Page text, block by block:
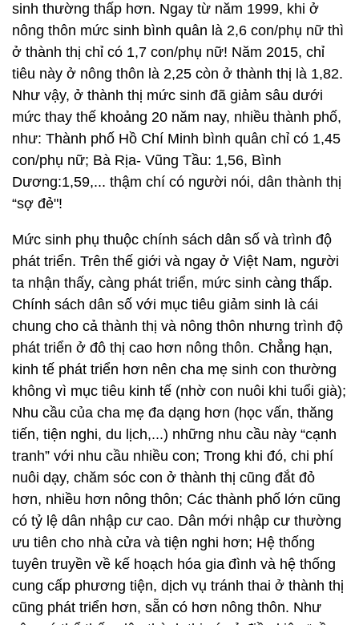
sinh thường thấp hơn. Ngay từ năm 1999, khi ở
nông thôn mức sinh bình quân là 2,6 con/phụ nữ thì
ở thành thị chỉ có 1,7 con/phụ nữ! Năm 2015, chỉ
tiêu này ở nông thôn là 2,25 còn ở thành thị là 1,82.
Như vậy, ở thành thị mức sinh đã giảm sâu dưới
mức thay thế khoảng 20 năm nay, nhiều thành phố,
như: Thành phố Hồ Chí Minh bình quân chỉ có 1,45
con/phụ nữ; Bà Rịa- Vũng Tầu: 1,56, Bình
Dương:1,59,... thậm chí có người nói, dân thành thị
“sợ đẻ"!
Mức sinh phụ thuộc chính sách dân số và trình độ
phát triển. Trên thế giới và ngay ở Việt Nam, người
ta nhận thấy, càng phát triển, mức sinh càng thấp.
Chính sách dân số với mục tiêu giảm sinh là cái
chung cho cả thành thị và nông thôn nhưng trình độ
phát triển ở đô thị cao hơn nông thôn. Chẳng hạn,
kinh tế phát triển hơn nên cha mẹ sinh con thường
không vì mục tiêu kinh tế (nhờ con nuôi khi tuổi già);
Nhu cầu của cha mẹ đa dạng hơn (học vấn, thăng
tiến, tiện nghi, du lịch,...) những nhu cầu này “cạnh
tranh” với nhu cầu nhiều con; Trong khi đó, chi phí
nuôi dạy, chăm sóc con ở thành thị cũng đắt đỏ
hơn, nhiều hơn nông thôn; Các thành phố lớn cũng
có tỷ lệ dân nhập cư cao. Dân mới nhập cư thường
ưu tiên cho nhà cửa và tiện nghi hơn; Hệ thống
tuyên truyền về kế hoạch hóa gia đình và hệ thống
cung cấp phương tiện, dịch vụ tránh thai ở thành thị
cũng phát triển hơn, sẵn có hơn nông thôn. Như